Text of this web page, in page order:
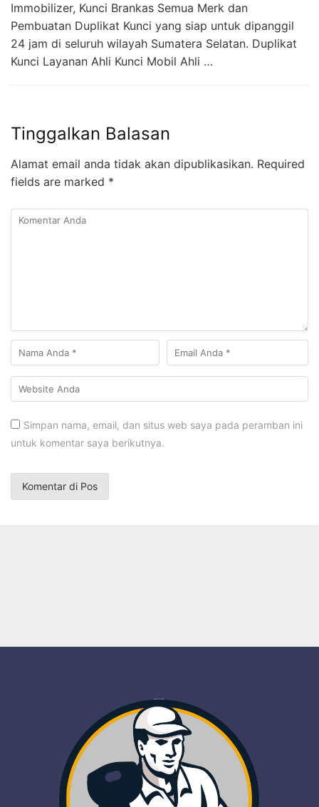
Immobilizer, Kunci Brankas Semua Merk dan
Pembuatan Duplikat Kunci yang siap untuk dipanggil
24 jam di seluruh wilayah Sumatera Selatan. Duplikat
Kunci Layanan Ahli Kunci Mobil Ahli …
Tinggalkan Balasan
Alamat email anda tidak akan dipublikasikan. Required
fields are marked *
Simpan nama, email, dan situs web saya pada peramban ini
untuk komentar saya berikutnya.